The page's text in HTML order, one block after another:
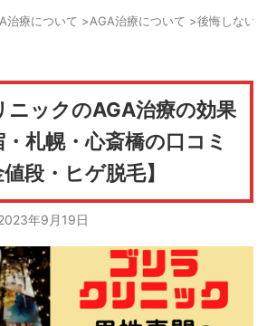
治療について >AGA治療について >後悔しない
ニックのAGA治療の効果
札幌・心斎橋の口コミ
段・ヒゲ脱毛】
年9月19日